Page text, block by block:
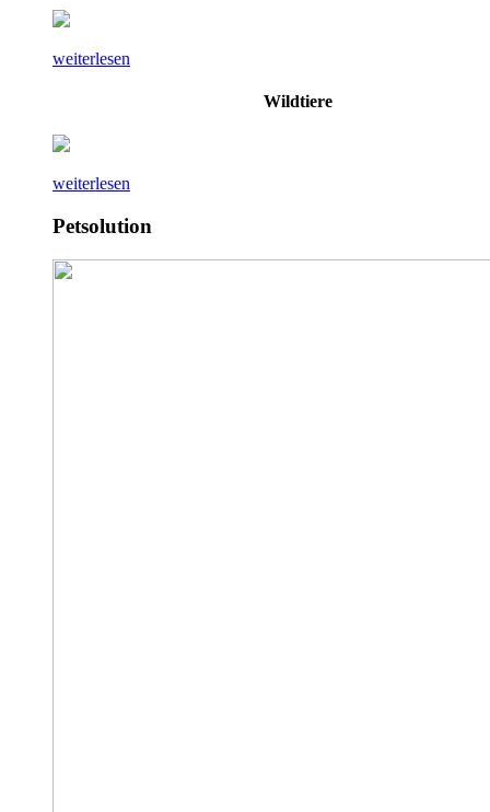
weiterlesen
Wildtiere
weiterlesen
Petsolution